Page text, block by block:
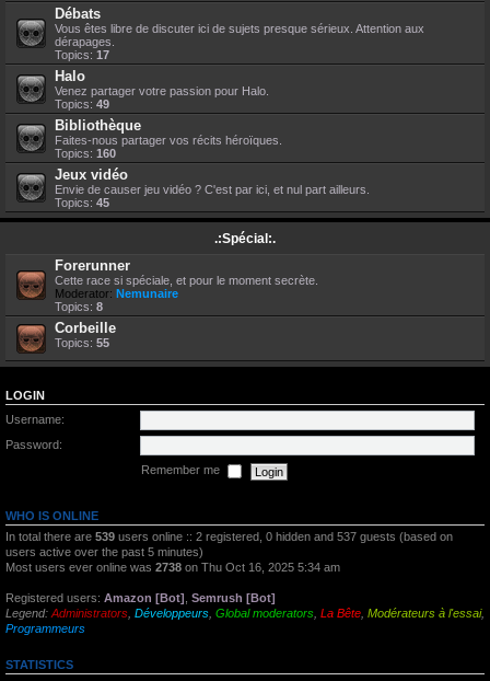
Débats
Vous êtes libre de discuter ici de sujets presque sérieux. Attention aux
dérapages.
Topics: 17
Halo
Venez partager votre passion pour Halo.
Topics: 49
Bibliothèque
Faites-nous partager vos récits héroïques.
Topics: 160
Jeux vidéo
Envie de causer jeu vidéo ? C'est par ici, et nul part ailleurs.
Topics: 45
.:Spécial:.
Forerunner
Cette race si spéciale, et pour le moment secrète.
Moderator: Nemunaire
Topics: 8
Corbeille
Topics: 55
LOGIN
Username:
Password:
Remember me
WHO IS ONLINE
In total there are 539 users online :: 2 registered, 0 hidden and 537 guests (based on
users active over the past 5 minutes)
Most users ever online was 2738 on Thu Oct 16, 2025 5:34 am
Registered users: Amazon [Bot] Semrush [Bot]
Legend: Administrators Développeurs Global moderators La Bête Modérateurs à l'essai,
Programmeurs
STATISTICS